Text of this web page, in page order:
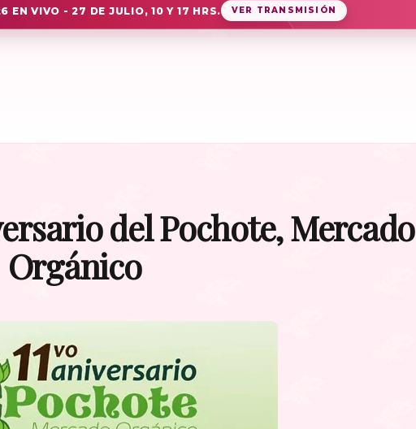
EN VIVO - 27 DE JULIO, 10 Y 17 HRS. VER TRANSMISIÓN
del Pochote, Mercado
Orgánico